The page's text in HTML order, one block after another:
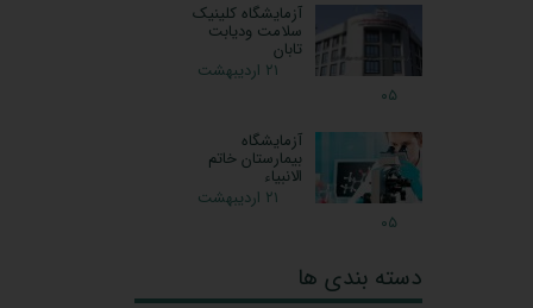
آزمایشگاه کلینیک
سلامت ودیابت
تابان
۲۱ اردیبهشت
۰۵
آزمایشگاه
بیمارستان خاتم
الانبیاء
۲۱ اردیبهشت
۰۵
دسته بندی ها